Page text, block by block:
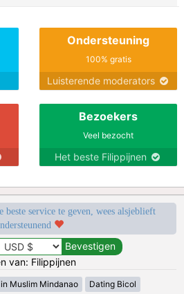
Ondersteuning
100% gratis
Luisterende moderators
Bezoekers
Veel bezocht
Het beste Filippijnen
beste service te geven, wees alsjeblieft
van: Filippijnen
Muslim Mindanao Dating Bicol